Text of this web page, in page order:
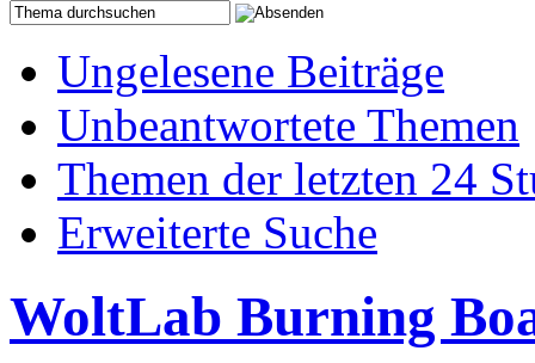
Ungelesene Beiträge
Unbeantwortete Themen
Themen der letzten 24
Erweiterte Suche
WoltLab Burning